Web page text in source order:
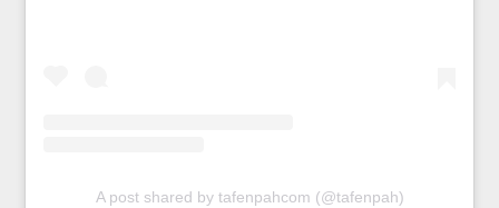
A post shared by tafenpahcom (@tafenpah)